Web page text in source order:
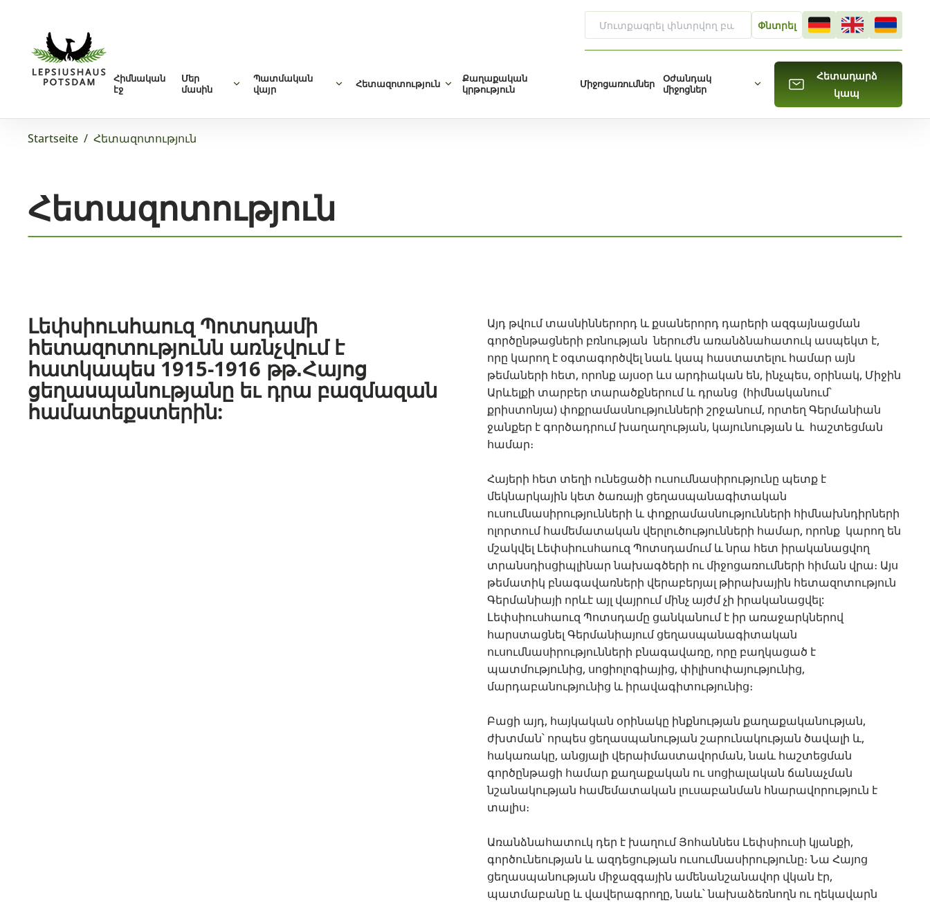
Հիմնական
էջ
Մեր
մասին
Պատմական
վայր
Հետազոտություն
Քաղաքական
կրթություն
Միջոցառումներ
Օժանդակ
միջոցներ
Հետադարձ
կապ
Startseite / Հետազոտություն
Հետազոտություն
Լեփսիուսհաուզ Պոտսդամի
հետազոտությունն առնչվում է
հատկապես 1915-1916 թթ․Հայոց
ցեղասպանությանը եւդրա բազմազան
համատեքստերին:
Այդ թվում տասնիններորդ և քսաներորդ դարերի ազգայնացման
գործընթացների բռնության ներուժն առանձնահատուկ ասպեկտ է,
որը կարող է օգտագործվել նաև կապ հաստատելու համար այն
թեմաների հետ, որոնք այսօր ևս արդիական են, ինչպես, օրինակ, Միջին
Արևելքի տարբեր տարածքներում և դրանց (հիմնականում՝
քրիստոնյա) փոքրամասնությունների շրջանում, որտեղ Գերմանիան
ջանքեր է գործադրում խաղաղության, կայունության և հաշտեցման
համար։
Հայերի հետ տեղի ունեցածի ուսումնասիրությունը պետք է
մեկնարկային կետ ծառայի ցեղասպանագիտական
ուսումնասիրությունների և փոքրամասնությունների հիմնախնդիրների
ոլորտում համեմատական ​​վերլուծությունների համար, որոնք կարող են
մշակվել Լեփսիուսհաուզ Պոտսդամում և նրա հետ իրականացվող
տրանսդիսցիպլինար նախագծերի ու միջոցառումների հիման վրա։ Այս
թեմատիկ բնագավառների վերաբերյալ թիրախային հետազոտություն
Գերմանիայի որևէ այլ վայրում մինչ այժմ չի իրականացվել:
Լեփսիուսհաուզ Պոտսդամը ցանկանում է իր առաջարկներով
հարստացնել Գերմանիայում ցեղասպանագիտական
ուսումնասիրությունների բնագավառը, որը բաղկացած է
պատմությունից, սոցիոլոգիայից, փիլիսոփայությունից,
մարդաբանությունից և իրավագիտությունից։
Բացի այդ, հայկական օրինակը ինքնության քաղաքականության,
ժխտման՝ որպես ցեղասպանության շարունակության ծավալի և,
հակառակը, անցյալի վերաիմաստավորման, նաև հաշտեցման
գործընթացի համար քաղաքական ու սոցիալական ճանաչման
նշանակության համեմատական լուսաբանման հնարավորություն է
տալիս։
Առանձնահատուկ դեր է խաղում Յոհաննես Լեփսիուսի կյանքի,
գործունեության և ազդեցության ուսումնասիրությունը։ Նա Հայոց
ցեղասպանության միջազգային ամենանշանավոր վկան էր,
պատմաբանը և վավերագրողը, նաև՝ նախաձեռնողն ու ղեկավարն